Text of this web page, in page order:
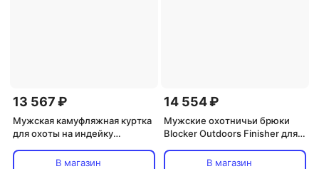
13 567 ₽
Мужская камуфляжная куртка
для охоты на индейку
В магазин
14 554 ₽
Мужские охотничьи брюки
Blocker Outdoors Finisher для
Obsession Nwtf
В магазин